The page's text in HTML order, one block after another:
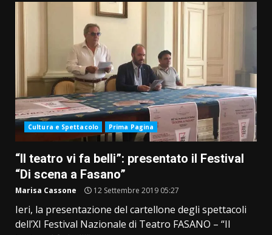
Cultura e Spettacolo Prima Pagina
“Il teatro vi fa belli”: presentato il Festival
“Di scena a Fasano”
Marisa Cassone 12 Settembre 2019 05:27
Ieri, la presentazione del cartellone degli spettacoli
dell’XI Festival Nazionale di Teatro FASANO – “Il